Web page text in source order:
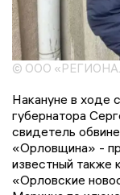
© ООО
Накануне в ходе
губернатора
свидетель
«Орловщина» -
известный также
«Орловские